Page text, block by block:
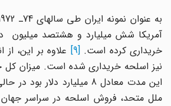
به
آمریکا شش میلیارد و هشتصد میلیون
خریداری کرده است.[9]علاوه بر این، از
نیز اسلحه خریداری شده است. میزان کل
این مدت معادل 8 میلیارد دلار بود